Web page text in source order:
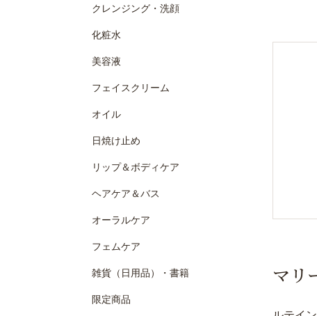
クレンジング・洗顔
化粧水
美容液
フェイスクリーム
オイル
日焼け止め
リップ＆ボディケア
ヘアケア＆バス
オーラルケア
フェムケア
雑貨（日用品）・書籍
限定商品
マリ